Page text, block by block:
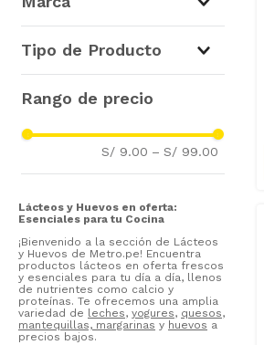
Quesos Semiblandos (91)
Quesos Blandos y Cremosos
Quesos Regionales
(38)
Tablas de Quesos ( 12)
Laive (10)
Cuisine & Co (9)
Delice (5)
Braedt (5)
Plusa ( 3)
Oquendo (3)
Piamonte (2)
Delichizz (2)
Mostrar 11 más
Tipo de Producto
Queso Fresco
Queso Cottage - Ricotta (4)
Queso Mozzarella Fresca (1)
S/ 9.00 – S/ 99.00
Lácteos y Huevos en oferta:
Esenciales para tu Cocina
¡Bienvenido a la sección de Lácteos
y Huevos de Metro.pe! Encuentra
productos lácteos en oferta frescos
y esenciales para tu día a día, llenos
de nutrientes como calcio y
proteínas. Te ofrecemos una amplia
variedad de leches, yogures, quesos,
mantequillas, margarinas y huevos a
precios bajos.